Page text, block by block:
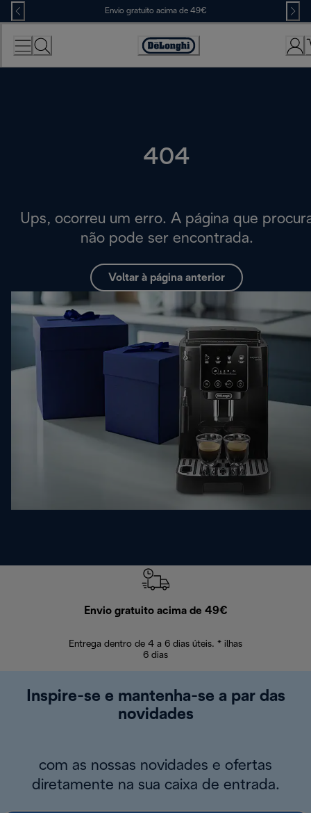
Skip
to
Content
Envio gratuito acima de 49€
Accessibility
Statement
404
Ups, ocorreu um erro. A página que
não pode ser encontrada.
Voltar à página anterior
Envio gratuito acima de 49€
Entrega dentro de 4 a 6 dias úteis. * ilhas
6 dias
Inspire-se e mantenha-se a par das
novidades
com as nossas novidades e ofertas
diretamente na sua caixa de entrada.